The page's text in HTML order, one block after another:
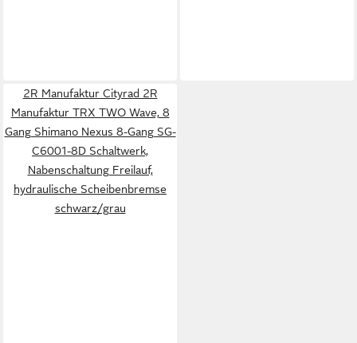
2R Manufaktur Cityrad 2R
Manufaktur TRX TWO Wave, 8
Gang Shimano Nexus 8-Gang SG-
C6001-8D Schaltwerk,
Nabenschaltung Freilauf,
hydraulische Scheibenbremse
schwarz/grau